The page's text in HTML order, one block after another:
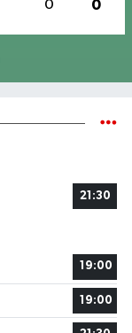
0 0
21:30
19:00
19:00